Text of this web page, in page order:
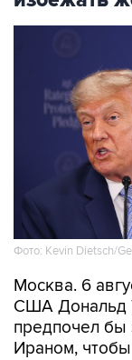
Фото: Kevin Dietsch/
Москва. 6
предпочел бы
Ираном,
"Я бы лучше